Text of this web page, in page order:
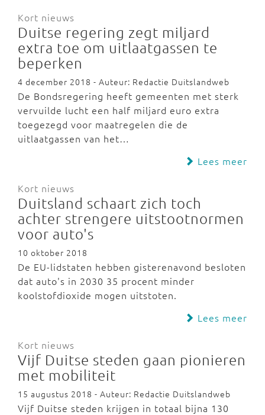
Kort nieuws
Duitse regering zegt miljard
extra toe om uitlaatgassen te
beperken
4 december 2018 - Auteur: Redactie Duitslandweb
De Bondsregering heeft gemeenten met sterk
vervuilde lucht een half miljard euro extra
toegezegd voor maatregelen die de
uitlaatgassen van het…
Lees meer
Kort nieuws
Duitsland schaart zich toch
achter strengere uitstootnormen
voor auto's
10 oktober 2018
De EU-lidstaten hebben gisterenavond besloten
dat auto's in 2030 35 procent minder
koolstofdioxide mogen uitstoten.
Lees meer
Kort nieuws
Vijf Duitse steden gaan pionieren
met mobiliteit
15 augustus 2018 - Auteur: Redactie Duitslandweb
Vijf Duitse steden krijgen in totaal bijna 130